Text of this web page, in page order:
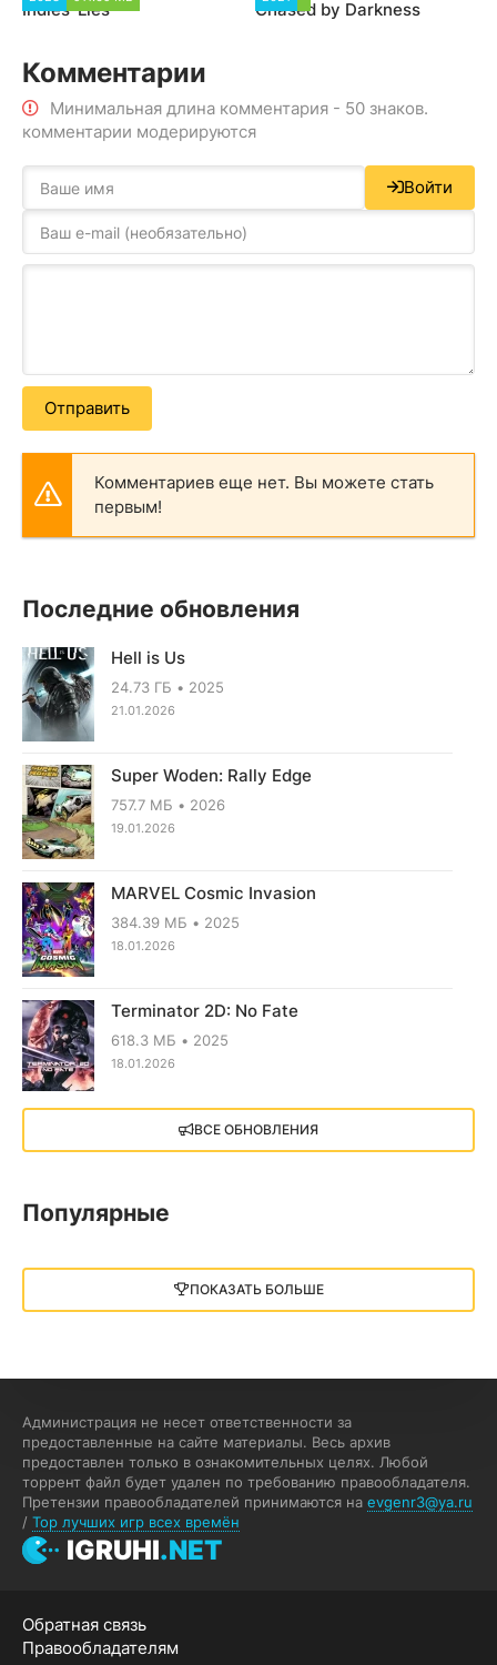
Indies' Lies Chased by Darkness
Комментарии
Минимальная длина комментария - 50 знаков.
комментарии модерируются
Войти
Отправить
Комментариев еще нет. Вы можете стать
первым!
Последние обновления
Hell is Us
24.73 ГБ 2025
21.01.2026
Super Woden: Rally Edge
757.7 МБ 2026
19.01.2026
MARVEL Cosmic Invasion
384.39 МБ 2025
18.01.2026
Terminator 2D: No Fate
618.3 МБ 2025
18.01.2026
X4: Foundations (2018)
13.73 GB 2018
13 ГБ 2025
MAFIA: THE OLD COUNTRY
44.98 ГБ 2025
04.12.2025
5.43 ГБ
04.12.2025
ВСЕ ОБНОВЛЕНИЯ
Популярные
ПОКАЗАТЬ БОЛЬШЕ
IGRUHI.NET
Администрация не несет ответственности за
предоставленные на сайте материалы. Весь архив
предоставлен только в ознакомительных целях. Любой
торрент файл будет удален по требованию правообладателя.
Претензии правообладателей принимаются на evgenr3@ya.ru
/ Top лучших игр всех времён
Обратная связь
Правообладателям